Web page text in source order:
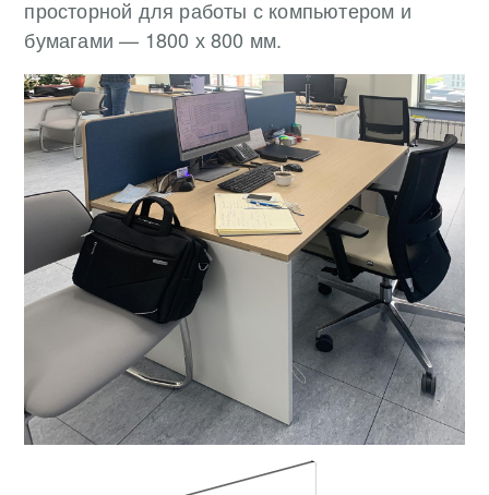
просторной для работы с компьютером и
бумагами — 1800 х 800 мм.